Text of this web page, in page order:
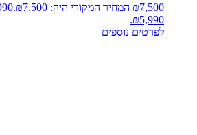
₪7,500 המחיר המקורי היה: ₪7,500.
₪5,990.
לפרטים נוספים